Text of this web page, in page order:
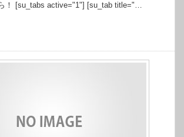
！ [su_tabs active="1"] [su_tab title="…